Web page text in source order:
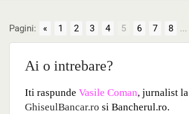
Pagini: « 1 2 3 4 5 6 7 8 ...
Ai o intrebare?
Iti raspunde Vasile Coman, jurnalist la
GhiseulBancar.ro si Bancherul.ro.